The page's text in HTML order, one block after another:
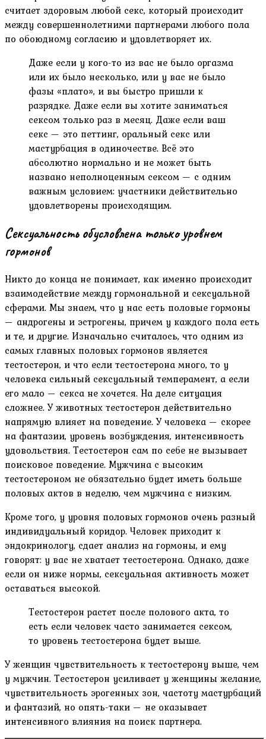
считает здоровым любой секс, который происходит
между совершеннолетними партнерами любого пола
по обоюдному согласию и удовлетворяет их.
Даже если у кого-то из вас не было оргазма
или их было несколько, или у вас не было
фазы «плато», и вы быстро пришли к
разрядке. Даже если вы хотите заниматься
сексом только раз в месяц. Даже если ваш
секс — это петтинг, оральный секс или
мастурбация в одиночестве. Всё это
абсолютно нормально и не может быть
названо неполноценным сексом — с одним
важным условием: участники действительно
удовлетворены происходящим.
Сексуальность обусловлена только уровнем
гормонов
Никто до конца не понимает, как именно происходит
взаимодействие между гормональной и сексуальной
сферами. Мы знаем, что у нас есть половые гормоны
— андрогены и эстрогены, причем у каждого пола есть
и те, и другие. Изначально считалось, что одним из
самых главных половых гормонов является
тестостерон, и что если тестостерона много, то у
человека сильный сексуальный темперамент, а если
его мало — секса не хочется. На деле ситуация
сложнее. У животных тестостерон действительно
напрямую влияет на поведение. У человека — скорее
на фантазии, уровень возбуждения, интенсивность
удовольствия. Тестостерон сам по себе не вызывает
поисковое поведение. Мужчина с высоким
тестостероном не обязательно будет иметь больше
половых актов в неделю, чем мужчина с низким.
Кроме того, у уровня половых гормонов очень разный
индивидуальный коридор. Человек приходит к
эндокринологу, сдает анализ на гормоны, и ему
говорят: у вас не хватает тестостерона. Однако, даже
если он ниже нормы, сексуальная активность может
оставаться высокой.
Тестостерон растет после полового акта, то
есть если человек часто занимается сексом,
то уровень тестостерона будет выше.
У женщин чувствительность к тестостерону выше, чем
у мужчин. Тестостерон усиливает у женщины желание,
чувствительность эрогенных зон, частоту мастурбаций
и фантазий, но опять-таки — не оказывает
интенсивного влияния на поиск партнера.